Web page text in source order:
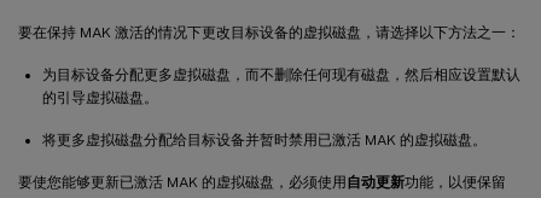
要在保持 MAK 激活的情况下更改目标设备的虚拟磁盘，请选择以下方法之一：
为目标设备分配更多虚拟磁盘，而不删除任何现有磁盘，然后相应设置默认
的引导虚拟磁盘。
将更多虚拟磁盘分配给目标设备并暂时禁用已激活 MAK 的虚拟磁盘。
要使您能够更新已激活 MAK 的虚拟磁盘，必须使用自动更新功能，以便保留